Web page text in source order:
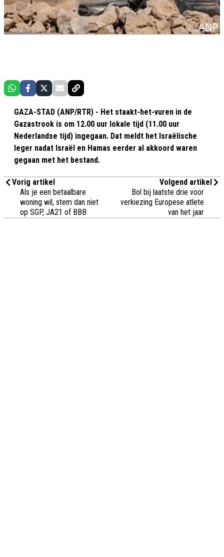
GAZA-STAD (ANP/RTR) - Het staakt-het-vuren in de
Gazastrook is om 12.00 uur lokale tijd (11.00 uur
Nederlandse tijd) ingegaan. Dat meldt het Israëlische
leger nadat Israël en Hamas eerder al akkoord waren
gegaan met het bestand.
Vorig artikel
Als je een betaalbare
woning wil, stem dan niet
op SGP, JA21 of BBB
Volgend artikel
Bol bij laatste drie voor
verkiezing Europese atlete
van het jaar